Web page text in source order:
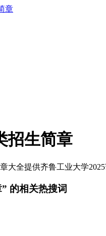
章
招生简章
大全提供齐鲁工业大学
的相关热搜词